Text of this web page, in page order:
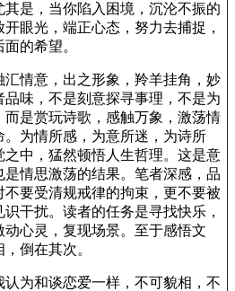
其是，当你陷入困境，沉沦不振的
眼光，端正心态，努力去捕捉，
的希望。
汇情意，出之形象，羚羊挂角，妙
品味，不是刻意探寻事理，不是为
而是赏玩诗歌，感触万象，激荡情
。为情所感，为意所迷，为诗所
之中，猛然顿悟人生哲理。这是意
是情思激荡的结果。笔者深感，品
不要受清规戒律的拘束，更不要被
干扰。读者的任务是寻找快乐，
动心灵，复现场景。至于感悟文
倒在其次。
认为和谈恋爱一样，不可貌相，不